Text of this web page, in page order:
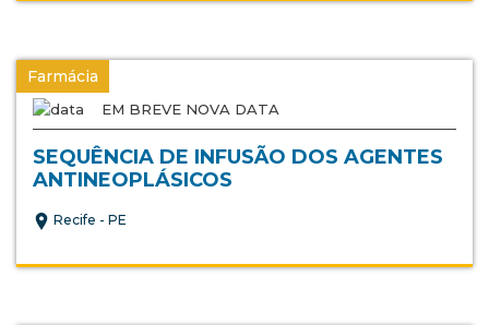
Farmácia
EM BREVE NOVA DATA
SEQUÊNCIA DE INFUSÃO DOS AGENTES
ANTINEOPLÁSICOS
Recife - PE